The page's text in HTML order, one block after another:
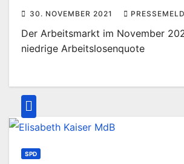
30. NOVEMBER 2021
Der Arbeitsmarkt im November
niedrige Arbeitslosenquote
SPD